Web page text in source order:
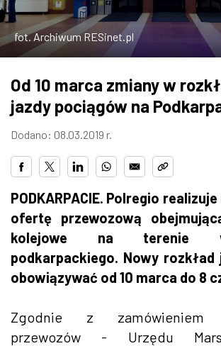
ZDJĘCIA
W RZESZOWIE
fot. Archiwum RESinet.pl
Od 10 marca zmiany w
jazdy pociągów na
Dodano: 08.03.2019 r.
PODKARPACIE. Polregio
ofertę przewozową
kolejowe na terenie
podkarpackiego. Nowy rozkład
obowiązywać od 10 marca do 8
Zgodnie z zamówieniem
przewozów - Urzędu